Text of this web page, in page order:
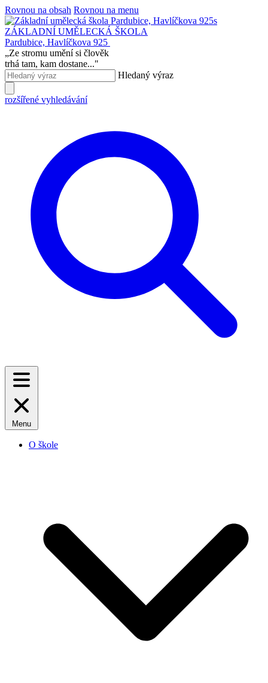
Rovnou na obsah Rovnou na menu
ZÁKLADNÍ UMĚLECKÁ ŠKOLA
Pardubice, Havlíčkova 925
„Ze stromu umění si člověk
trhá tam, kam dostane..."
Hledaný výraz
rozšířené vyhledávání
Menu
O škole